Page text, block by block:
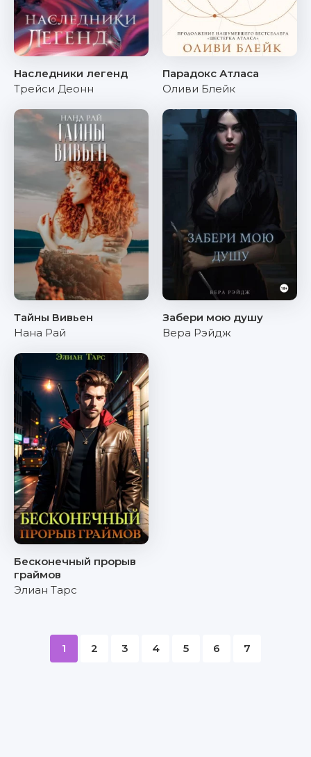
Наследники легенд
Трейси Деонн
Парадокс Атласа
Оливи Блейк
Тайны Вивьен
Нана Рай
Забери мою душу
Вера Рэйдж
Бесконечный прорыв
граймов
Элиан Тарс
1 2 3 4 5 6 7